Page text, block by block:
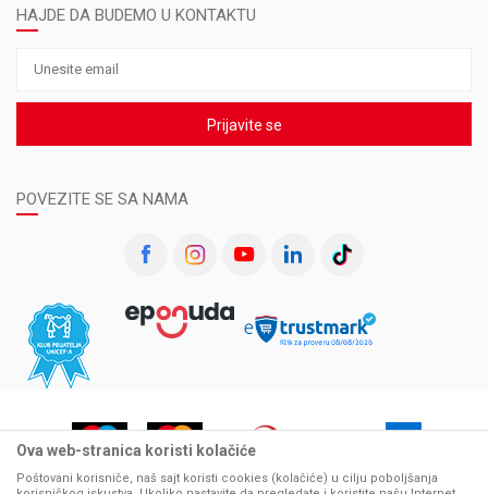
HAJDE DA BUDEMO U KONTAKTU
Prijavite se
POVEZITE SE SA NAMA
Ova web-stranica koristi kolačiće
Poštovani korisniče, naš sajt koristi cookies (kolačiće) u cilju poboljšanja